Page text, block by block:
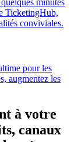
TicketingHub,
conviviales.
pour les
augmentez les
à votre
canaux